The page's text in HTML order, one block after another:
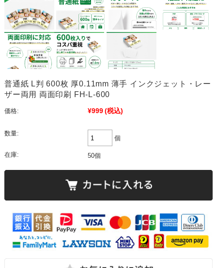
普通紙 L判 600枚 厚0.11mm 薄手 インクジェット・レー
ザー両用 両面印刷 FH-L-600
価格: ¥999(税込)
数量:
個
在庫: 50個